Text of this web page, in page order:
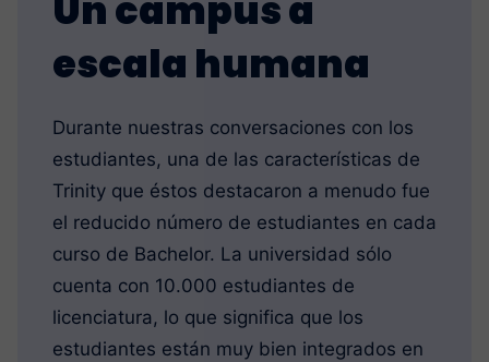
Un campus a
escala humana
Durante nuestras conversaciones con los
estudiantes, una de las características de
Trinity que éstos destacaron a menudo fue
el reducido número de estudiantes en cada
curso de Bachelor. La universidad sólo
cuenta con 10.000 estudiantes de
licenciatura, lo que significa que los
estudiantes están muy bien integrados en